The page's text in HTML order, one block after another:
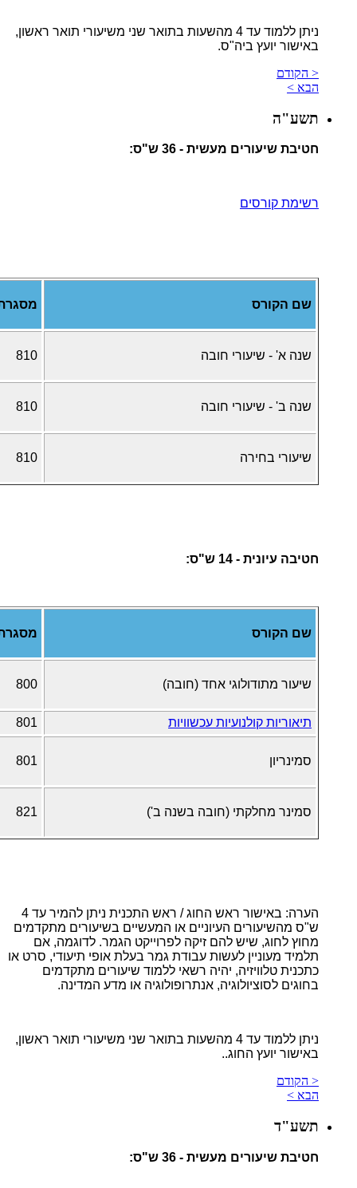
ניתן ללמוד עד 4 מהשעות בתואר שני משיעורי תואר ראשון,
באישור יועץ ביה"ס.
< הקודם
הבא >
תשע"ה
חטיבת שיעורים מעשית - 36 ש"ס:
רשימת קורסים
שם הקורס
שנה א' - שיעורי חובה 810
שנה ב' - שיעורי חובה 810
שיעורי בחירה 810
חטיבה עיונית - 14 ש"ס:
שם הקורס
שיעור מתודולוגי אחד (חובה) 800
תיאוריות קולנועיות עכשוויות 801
סמינריון 801
סמינר מחלקתי (חובה בשנה ב') 821
הערה: באישור ראש החוג / ראש התכנית ניתן להמיר עד 4
ש"ס מהשיעורים העיוניים או המעשיים בשיעורים מתקדמים
מחוץ לחוג, שיש להם זיקה לפרוייקט הגמר. לדוגמה, אם
תלמיד מעוניין לעשות עבודת גמר בעלת אופי תיעודי, סרט או
כתכנית טלוויזיה, יהיה רשאי ללמוד שיעורים מתקדמים
בחוגים לסוציולוגיה, אנתרופולוגיה או מדע המדינה.
ניתן ללמוד עד 4 מהשעות בתואר שני משיעורי תואר ראשון,
באישור יועץ החוג..
< הקודם
הבא >
תשע"ד
חטיבת שיעורים מעשית - 36 ש"ס: